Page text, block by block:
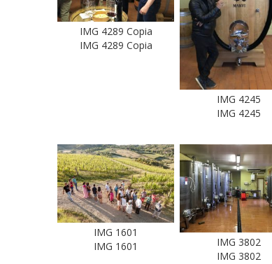
IMG 4289 Copia
IMG 4289 Copia
IMG 4245
IMG 4245
IMG 1601
IMG 1601
IMG 3802
IMG 3802